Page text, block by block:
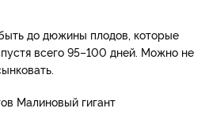
до дюжины плодов, которые
всего 95–100 дней. Можно не